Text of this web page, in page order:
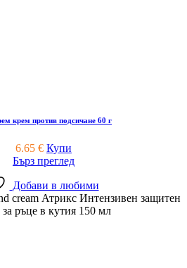
крем против подсичане 60 г
6.65 € Купи
Бърз преглед
Добави в любими